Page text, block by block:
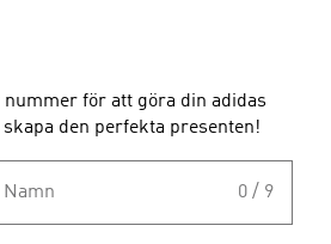
för att göra din adidas
den perfekta presenten!
Namn 0 / 9